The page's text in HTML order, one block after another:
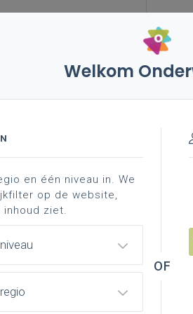
tn
IT en TN
specifiek distributienet. In de
Welkom
en één niveau in. We
op de website,
ziet.